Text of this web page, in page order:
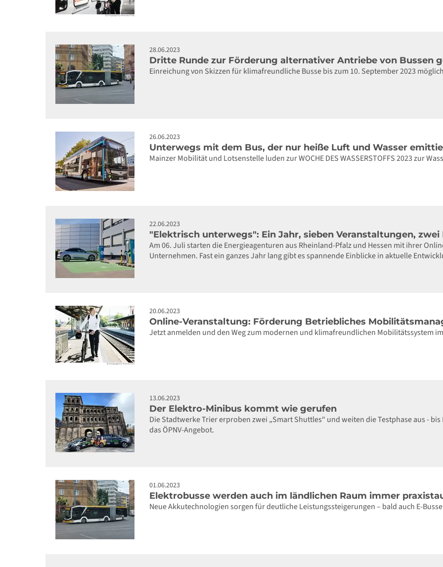
28.06.2023
Dritte Runde zur Förderung alternativer Antriebe von Bussen
Einreichung von Skizzen für klimafreundliche Busse bis zum 10. September 2023 möglich
26.06.2023
Unterwegs mit dem Bus, der nur heiße Luft und Wasser
Mainzer Mobilität und Lotsenstelle luden zur WOCHE DES WASSERSTOFFS 2023 zur
22.06.2023
"Elektrisch unterwegs": Ein Jahr, sieben Veranstaltungen,
Am 06. Juli starten die Energieagenturen aus Rheinland-Pfalz und Hessen mit ihrer
Unternehmen. Fast ein ganzes Jahr lang gibt es spannende Einblicke in aktuelle
20.06.2023
Online-Veranstaltung: Förderung Betriebliches
Jetzt anmelden und den Weg zum modernen und klimafreundlichen Mobilitätssystem
13.06.2023
Der Elektro-Minibus kommt wie gerufen
Die Stadtwerke Trier erproben zwei „Smart Shuttles“ und weiten die Testphase aus -
das ÖPNV-Angebot.
01.06.2023
Elektrobusse werden auch im ländlichen Raum immer
Neue Akkutechnologien sorgen für deutliche Leistungssteigerungen – bald auch E-